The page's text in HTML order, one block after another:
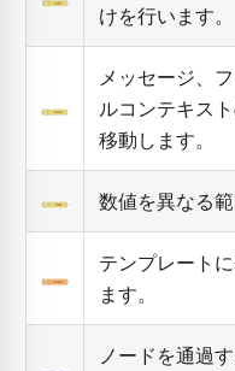
けを行います。
メッセージ、
ルコンテキス
移動します。
数値を異なる
テンプレート
ます。
ノードを通過